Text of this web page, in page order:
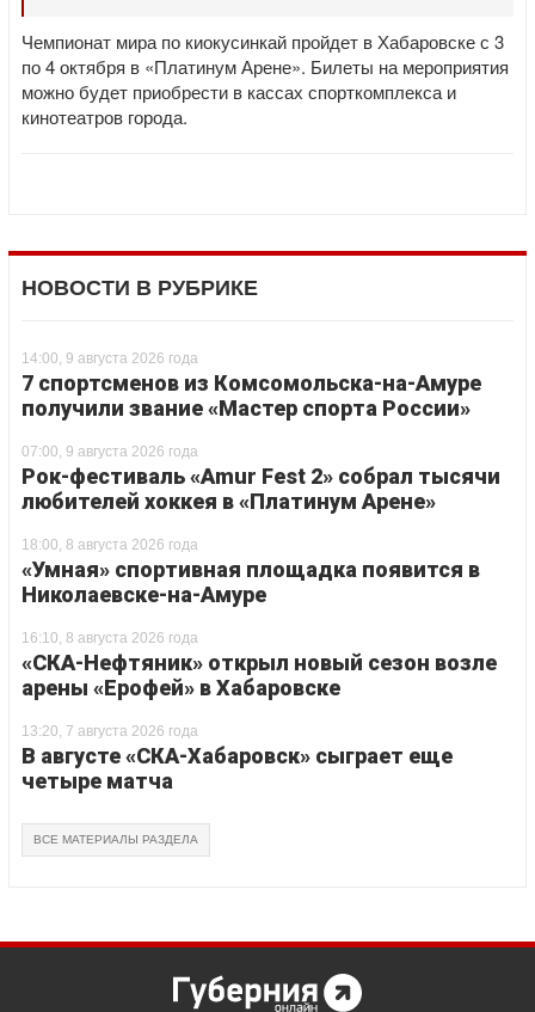
Чемпионат мира по киокусинкай пройдет в Хабаровске с 3
по 4 октября в «Платинум Арене». Билеты на мероприятия
можно будет приобрести в кассах спорткомплекса и
кинотеатров города.
НОВОСТИ В РУБРИКЕ
14:00, 9 августа 2026 года
7 спортсменов из Комсомольска-на-Амуре
получили звание «Мастер спорта России»
07:00, 9 августа 2026 года
Рок-фестиваль «Amur Fest 2» собрал тысячи
любителей хоккея в «Платинум Арене»
18:00, 8 августа 2026 года
«Умная» спортивная площадка появится в
Николаевске-на-Амуре
16:10, 8 августа 2026 года
«СКА-Нефтяник» открыл новый сезон возле
арены «Ерофей» в Хабаровске
13:20, 7 августа 2026 года
В августе «СКА-Хабаровск» сыграет еще
четыре матча
ВСЕ МАТЕРИАЛЫ РАЗДЕЛА